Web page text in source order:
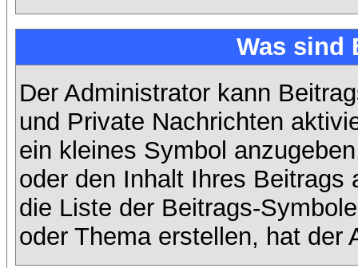
Was sind
Der Administrator kann
und Private Nachrichten
ein kleines Symbol
oder den Inhalt Ihres
die Liste der Beitrags-
oder Thema erstellen, hat der